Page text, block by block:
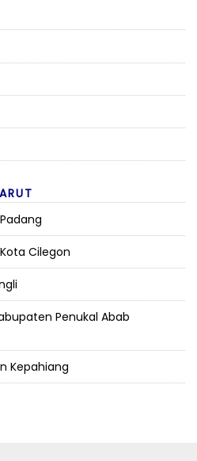
Cilegon
Penukal Abab
Kepahiang